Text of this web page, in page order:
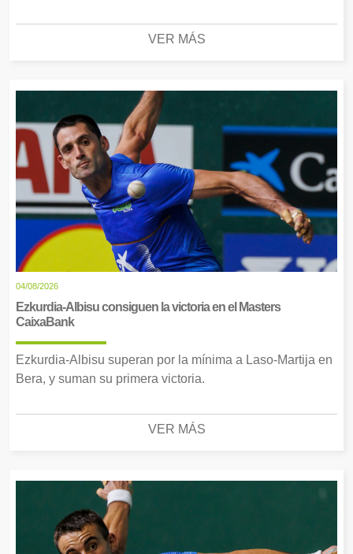
VER MÁS
04/08/2026
Ezkurdia-Albisu consiguen la victoria en el Masters
CaixaBank
Ezkurdia-Albisu superan por la mínima a Laso-Martija en
Bera, y suman su primera victoria.
VER MÁS